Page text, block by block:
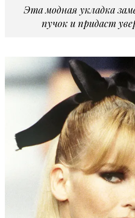
Эта модная укладка
пучок и придаст